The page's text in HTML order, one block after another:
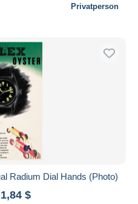
Privatperson
Radium Dial Hands (Photo)
$